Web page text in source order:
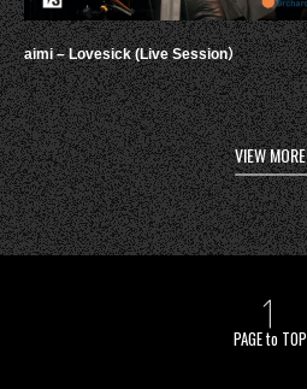
aimi – Lovesick (Live Session）
VIEW MORE
PAGE to TOP